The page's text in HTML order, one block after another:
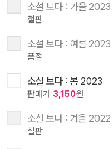
소설 보다 : 가을 2023
절판
소설 보다 : 여름 2023
품절
소설 보다 : 봄 2023
판매가 3,150원
소설 보다 : 겨울 2022
절판